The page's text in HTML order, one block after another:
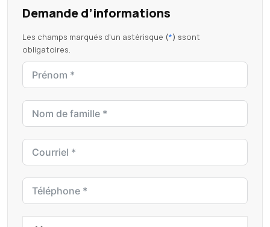
Demande d’informations
Les champs marqués d'un astérisque (*) ssont
obligatoires.